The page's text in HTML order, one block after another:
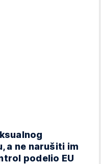
a ne narušiti im
podelio EU